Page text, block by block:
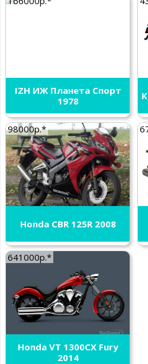
IZH ИЖ Планета Спорт
1978
98000р.*
Honda CBR 125R 2008
641000р.*
Honda VT 1300CX Fury
2014